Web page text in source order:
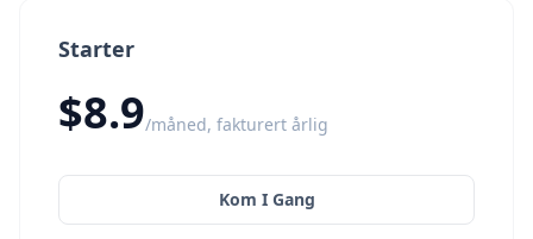
Starter
$8.9/måned, fakturert årlig
Kom I Gang